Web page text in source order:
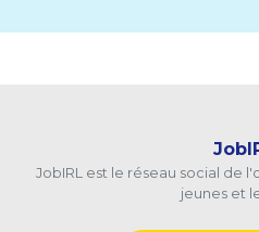
JobIRL est le réseau social de
jeunes et